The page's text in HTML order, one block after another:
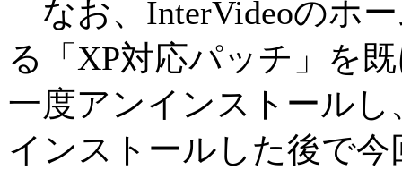
なお、InterVideoのホ
る「XP対応パッチ」を
一度アンインストールし
インストールした後で